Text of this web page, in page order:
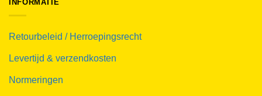
INFORMATIE
Retourbeleid / Herroepingsrecht
Levertijd & verzendkosten
Normeringen